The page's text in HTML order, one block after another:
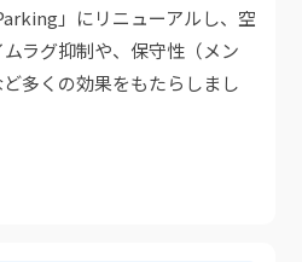
」にリニューアルし、空
ラグ抑制や、保守性（メン
多くの効果をもたらしまし